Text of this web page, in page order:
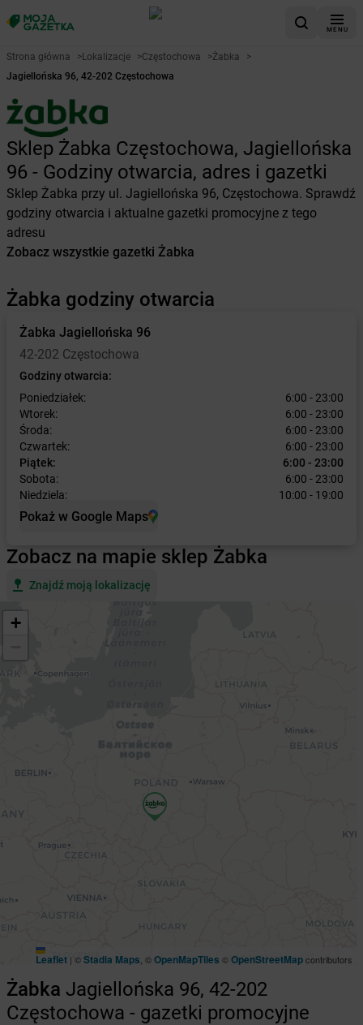
MENU
Strona główna >Lokalizacje >Częstochowa >Żabka
>
Jagiellońska 96, 42-202 Częstochowa
Sklep Żabka Częstochowa, Jagiellońska
96 - Godziny otwarcia, adres i gazetki
Sklep Żabka przy ul. Jagiellońska 96, Częstochowa. Sprawdź
godziny otwarcia i aktualne gazetki promocyjne z tego
adresu
Zobacz wszystkie gazetki Żabka
Żabka godziny otwarcia
Żabka Jagiellońska 96
42-202 Częstochowa
Godziny otwarcia:
Poniedziałek:
6:00 - 23:00
Wtorek:
6:00 - 23:00
Środa:
6:00 - 23:00
Czwartek:
6:00 - 23:00
Piątek:
6:00 - 23:00
Sobota:
6:00 - 23:00
Niedziela:
10:00 - 19:00
Pokaż w Google Maps
Zobacz na mapie sklep Żabka
Znajdź moją lokalizację
+
Leaflet | ©Stadia Maps , ©OpenMapTiles ©OpenStreetMapcontributors
Żabka Jagiellońska 96, 42-202
Częstochowa - gazetki promocyjne